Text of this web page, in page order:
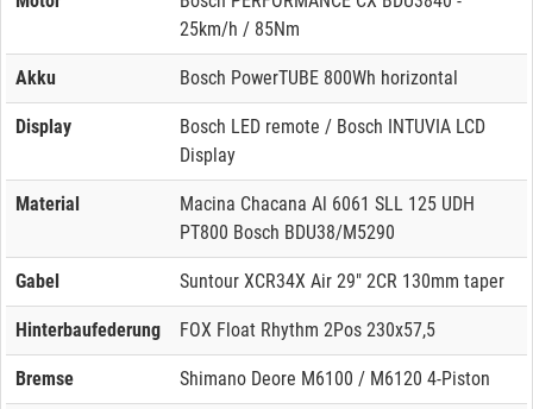
25km/h / 85Nm
Akku Bosch PowerTUBE 800Wh horizontal
Display
Bosch LED remote / Bosch INTUVIA LCD
Display
Material
Macina Chacana Al 6061 SLL 125 UDH
PT800 Bosch BDU38/M5290
Gabel Suntour XCR34X Air 29" 2CR 130mm taper
Hinterbaufederung FOX Float Rhythm 2Pos 230x57,5
Bremse Shimano Deore M6100 / M6120 4-Piston